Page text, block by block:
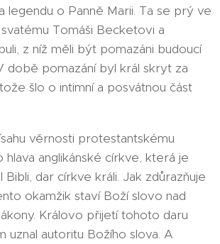
legendu o Panně Marii. Ta se prý ve
Tomáši Becketovi a
z níž měli být pomazáni budoucí
době pomazání byl král skryt za
šlo o intimní a posvátnou část
věrnosti protestantskému
hlava anglikánské církve, která je
Bibli, dar církve králi. Jak zdůrazňuje
okamžik staví Boží slovo nad
Královo přijetí tohoto daru
uznal autoritu Božího slova. A